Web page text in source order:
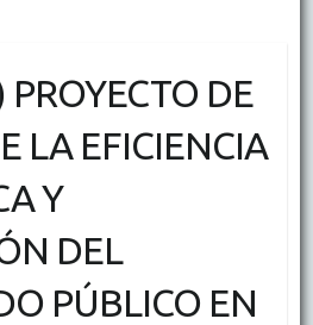
DE
LA EFICIENCIA
Y
DEL
PÚBLICO EN